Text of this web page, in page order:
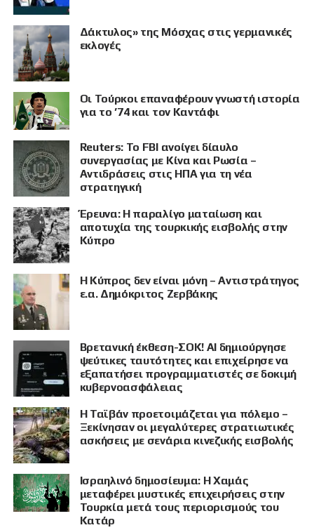
Δάκτυλος» της Μόσχας στις γερμανικές
εκλογές
Οι Τούρκοι επαναφέρουν γνωστή ιστορία
για το ’74 και τον Καντάφι
Reuters: Το FBI ανοίγει δίαυλο
συνεργασίας με Κίνα και Ρωσία –
Αντιδράσεις στις ΗΠΑ για τη νέα
στρατηγική
Έρευνα: Η παραλίγο ματαίωση και
αποτυχία της τουρκικής εισβολής στην
Κύπρο
Η Κύπρος δεν είναι μόνη – Αντιστράτηγος
ε.α. Δημόκριτος Ζερβάκης
Βρετανική έκθεση-ΣΟΚ! AI δημιούργησε
ψεύτικες ταυτότητες και επιχείρησε να
εξαπατήσει προγραμματιστές σε δοκιμή
κυβερνοασφάλειας
Η Ταϊβάν προετοιμάζεται για πόλεμο –
Ξεκίνησαν οι μεγαλύτερες στρατιωτικές
ασκήσεις με σενάρια κινεζικής εισβολής
Ισραηλινό δημοσίευμα: Η Χαμάς
μεταφέρει μυστικές επιχειρήσεις στην
Τουρκία μετά τους περιορισμούς του
Κατάρ